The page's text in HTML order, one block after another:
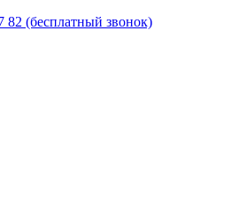
82 (бесплатный звонок)